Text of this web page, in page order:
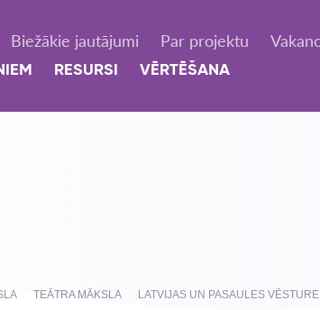
Biežākie jautājumi Par projektu
RESURSI VĒRTĒŠANA
TEĀTRA MĀKSLA LATVIJAS UN PASAULES VĒSTURE